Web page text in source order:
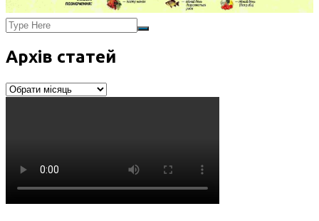
Архів статей
Архів